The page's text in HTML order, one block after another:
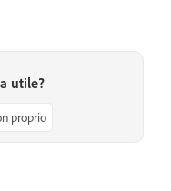
utile?
proprio